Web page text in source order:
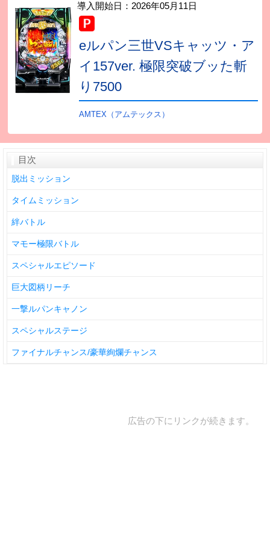
導入開始日： 2026年05月11日
eルパン三世VSキャッツ・ア
イ157ver. 極限突破ブッた斬
り7500
AMTEX（アムテックス）
目次
脱出ミッション
タイムミッション
絆バトル
マモー極限バトル
スペシャルエピソード
巨大図柄リーチ
一撃ルパンキャノン
スペシャルステージ
ファイナルチャンス/豪華絢爛チャンス
広告の下にリンクが続きます。